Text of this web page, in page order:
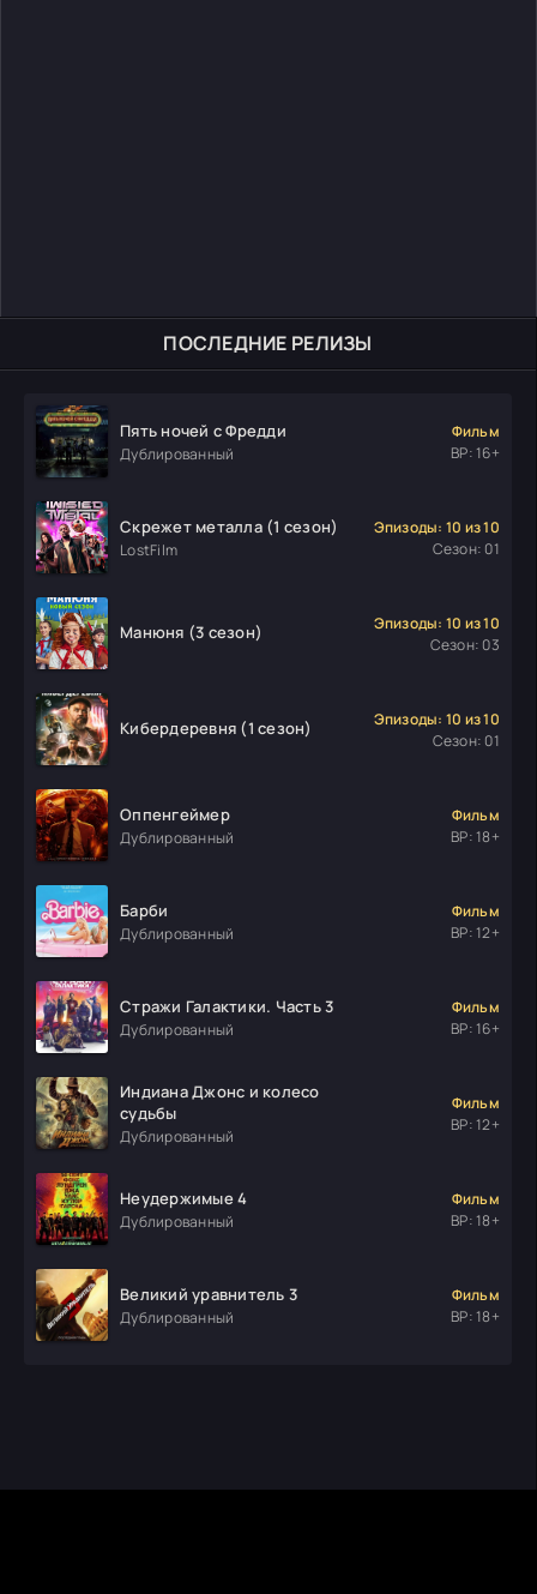
ПОСЛЕДНИЕ РЕЛИЗЫ
Пять ночей с Фредди
Дублированный
Фильм
ВР: 16+
Скрежет металла (1 сезон)
LostFilm
Эпизоды: 10 из 10
Сезон: 01
Манюня (3 сезон)
Эпизоды: 10 из 10
Сезон: 03
Кибердеревня (1 сезон)
Эпизоды: 10 из 10
Сезон: 01
Оппенгеймер
Дублированный
Фильм
ВР: 18+
Барби
Дублированный
Фильм
ВР: 12+
Стражи Галактики. Часть 3
Дублированный
Фильм
ВР: 16+
Индиана Джонс и колесо
судьбы
Дублированный
Фильм
ВР: 12+
Неудержимые 4
Дублированный
Фильм
ВР: 18+
Великий уравнитель 3
Дублированный
Фильм
ВР: 18+